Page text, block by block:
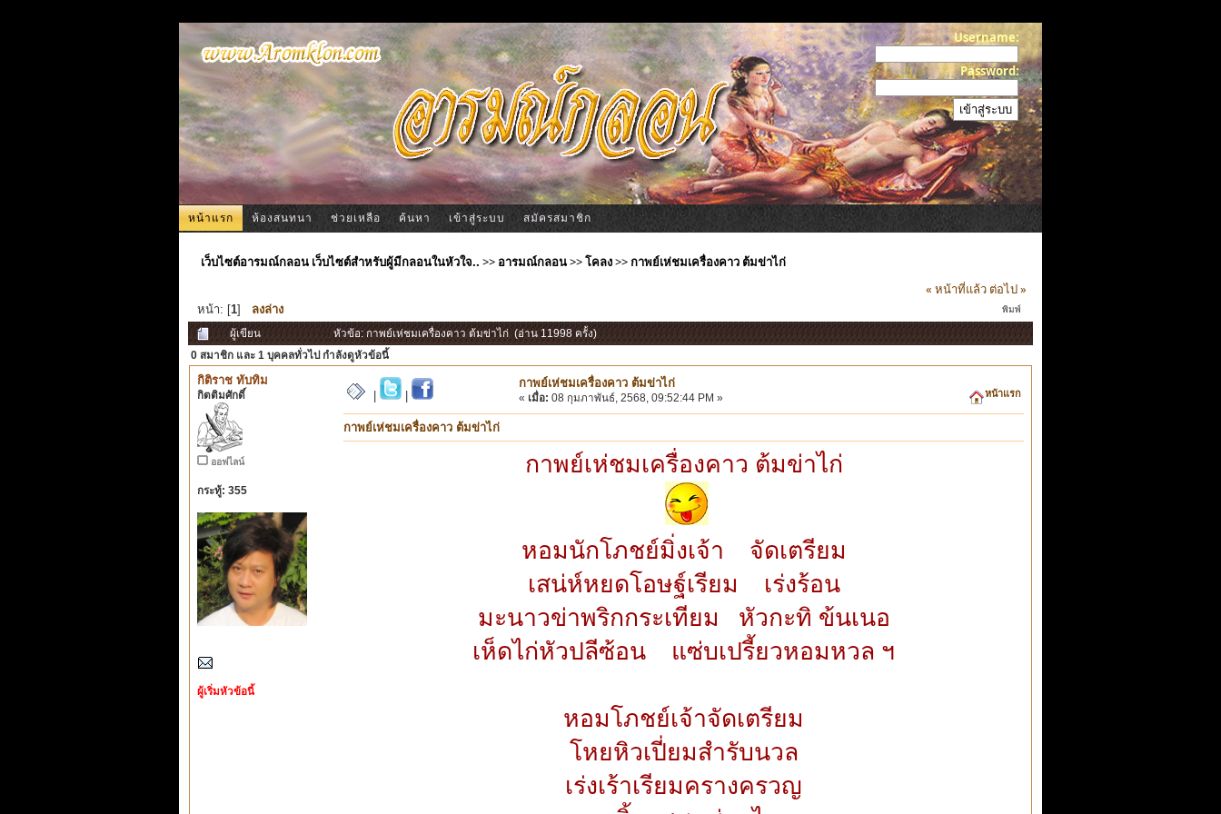
Username:
Password:
หน้าแรก ห้องสนทนา ช่วยเหลือ ค้นหา เข้าสู่ระบบ สมัครสมาชิก
เว็บไซต์อารมณ์กลอน เว็บไซต์สำหรับผู้มีกลอนในหัวใจ.. >> อารมณ์กลอน>>โคลง>>กาพย์เห่ชมเครื่องคาว ต้มข่าไก่
หน้า: [1] ลงล่าง
« หน้าที่แล้ว ต่อไป »
พิมพ์
ผู้เขียน
หัวข้อ: กาพย์เห่ชมเครื่องคาว ต้มข่าไก่ (อ่าน 11998 ครั้ง)
0 สมาชิก และ 1 บุคคลทั่วไป กำลังดูหัวข้อนี้
กิติราช ทับทิม
กิตติมศักดิ์
ออฟไลน์
กระทู้: 355
ผู้เริ่มหัวข้อนี้
กาพย์เห่ชมเครื่องคาว ต้มข่าไก่
« เมื่อ: 08 กุมภาพันธ์, 2568, 09:52:44 PM » หน้าแรก
กาพย์เห่ชมเครื่องคาว ต้มข่าไก่
กาพย์เห่ชมเครื่องคาว ต้มข่าไก่
หอมนักโภชย์มิ่งเจ้า จัดเตรียม
เสน่ห์หยดโอษฐ์เรียม เร่งร้อน
มะนาวข่าพริกกระเทียม หัวกะทิ ข้นเนอ
เห็ดไก่หัวปลีซ้อน แซ่บเปรี้ยวหอมหวล ฯ
หอมโภชย์เจ้าจัดเตรียม
โหยหิวเปี่ยมสำรับนวล
เร่งเร้าเรียมครางครวญ